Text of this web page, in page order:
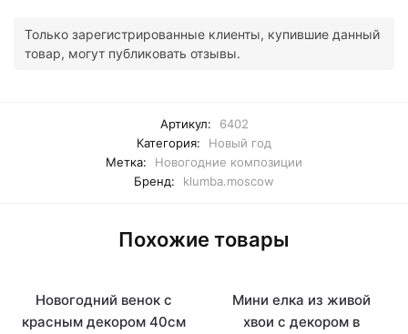
Только зарегистрированные клиенты, купившие данный
товар, могут публиковать отзывы.
Артикул:
6402
Категория:
Новый год
Метка:
Новогодние композиции
Бренд:
klumba.moscow
Похожие товары
Нет в наличии
Новогодний венок с
красным декором 40см
Нет в наличии
Мини елка из живой
хвои c декором в